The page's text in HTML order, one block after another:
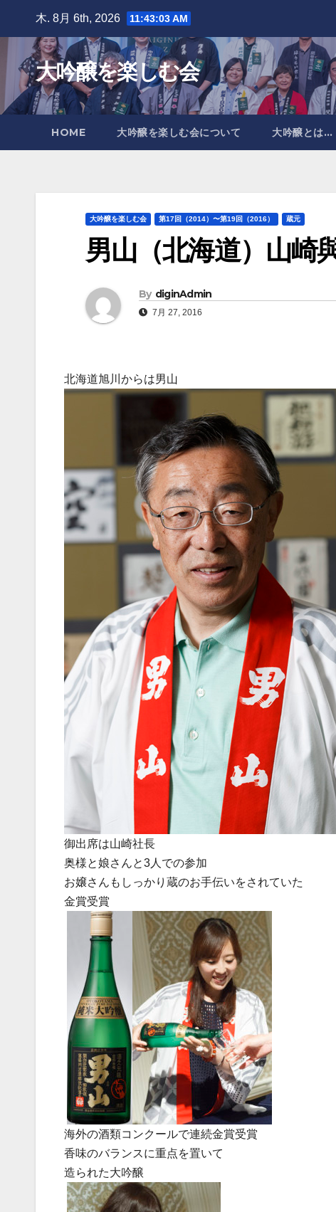
content
木. 8月 6th, 2026 11:43:04 AM
大吟醸を楽しむ会
HOME 大吟醸を楽しむ会について 大吟醸とは…
大吟醸を楽しむ会 第17回（2014）〜第19回（2016） 蔵元
男山（北海道）山崎
By diginAdmin
7月 27, 2016
北海道旭川からは男山
御出席は山崎社長
奥様と娘さんと3人での参加
お嬢さんもしっかり蔵のお手伝いをされていた
金賞受賞
海外の酒類コンクールで連続金賞受賞
香味のバランスに重点を置いて
造られた大吟醸